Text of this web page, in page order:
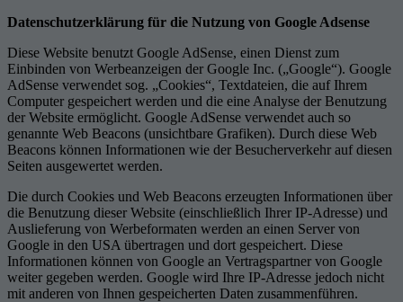
Datenschutzerklärung für die Nutzung von Google Adsense
Diese Website benutzt Google AdSense, einen Dienst zum
Einbinden von Werbeanzeigen der Google Inc. („Google“). Google
AdSense verwendet sog. „Cookies“, Textdateien, die auf Ihrem
Computer gespeichert werden und die eine Analyse der Benutzung
der Website ermöglicht. Google AdSense verwendet auch so
genannte Web Beacons (unsichtbare Grafiken). Durch diese Web
Beacons können Informationen wie der Besucherverkehr auf diesen
Seiten ausgewertet werden.
Die durch Cookies und Web Beacons erzeugten Informationen über
die Benutzung dieser Website (einschließlich Ihrer IP-Adresse) und
Auslieferung von Werbeformaten werden an einen Server von
Google in den USA übertragen und dort gespeichert. Diese
Informationen können von Google an Vertragspartner von Google
weiter gegeben werden. Google wird Ihre IP-Adresse jedoch nicht
mit anderen von Ihnen gespeicherten Daten zusammenführen.